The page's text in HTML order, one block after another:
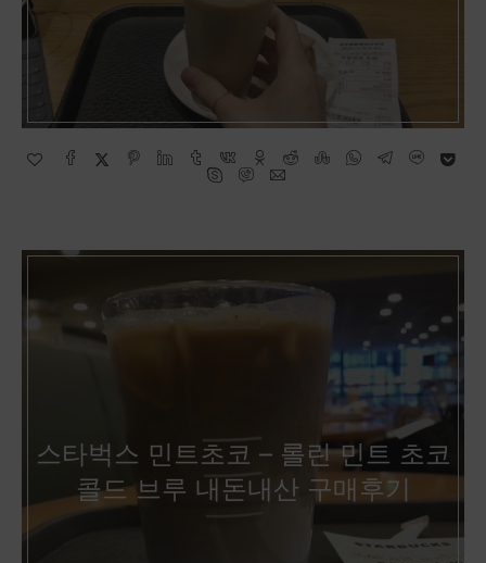
스타벅스 민트초코 – 롤린 민트 초코
콜드 브루 내돈내산 구매후기